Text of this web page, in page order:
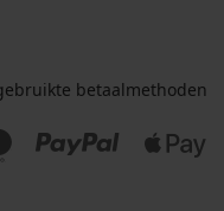
betaalmethoden